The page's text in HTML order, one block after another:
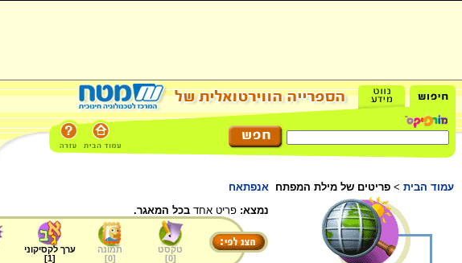
עמוד הבית > פריטים של מילת המפתח אנפתאח
נמצא: פריט אחד בכל המאגר.
טקסט
[
0
]
תמונה
[
0
]
ערך לקסיקוני
[
1
]